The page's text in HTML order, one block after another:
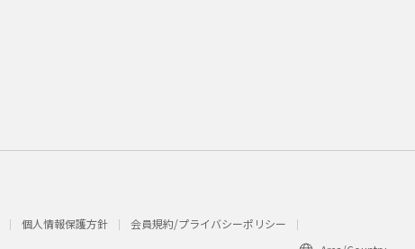
個人情報保護方針
会員規約/プライバシーポリシー​